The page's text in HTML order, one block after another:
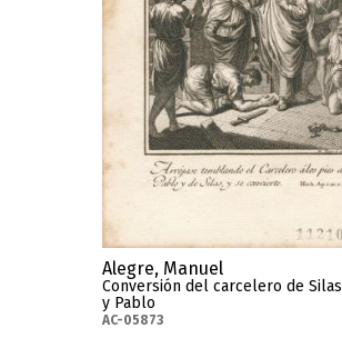
Alegre, Manuel
Conversión del carcelero de Silas
y Pablo
AC-05873